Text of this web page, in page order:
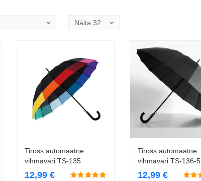
Lisa korvi
Tiross automaatne
vihmavari TS-135
12,99 €
Lisa korvi
Tiross automaatne
vihmavari TS-136-5
12,99 €